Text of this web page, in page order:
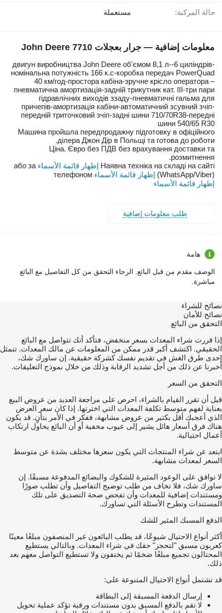
حالة المركبة: مستعملة
معلومات إضافية — جرار بعجلات John Deere 7710
двигун виробництва John Deere об'ємом 8,1 л--6 циліндрів-
номінальна потужність 166 к.с-коробка передач PowerQuad
40 км/год-простора кабіна-зручне крісло оператора –
пневматична амортизація-задній трикутник кат. III-три пари
гідравлічних виходів ззаду-пневматичні гальма для
причепів-амортизація кабіни-автоматичний зсувний зчіп-
передній триточковий зчіп-задні шини 710/70R38-передні
шини 540/65 R30
Машина пройшла передпродажну підготовку в офіційного
ділера Джон Дір в Польщі та готова до роботи.
Ціна. Євро без ПДВ без врахування доставки та
розмитнення.
Наявна техніка на складі на сайті إظهار قائمة الأسماء або за
إظهار قائمة الأسماء ‬ (WhatsApp/Viber)
إظهار قائمة الأسماء
طلب معلومات إضافية
هامة
الوصف مقدم من قبل البائع. الرجاء التحقق من كل التفاصيل مع البائع
مباشرة.
نصائح للشراء
نصائح للأمان
التحقق من البائع
إذا قررت شراء المعدات بسعر منخفض، فتأكد أنك تتواصل مع البائع
الحقيقي. اكتشف أكبر قدر ممكن من المعلومات عن مالك المعدات. تتمثل
إحدى طرق الغش في تقديم نفسك كشركة حقيقية. إن ساورك شك،
أخبرنا عن ذلك من أجل تشديد الرقابة وذلك من خلال نموذج التعليقات.
التحقق من السعر
قبل أن تقرر القيام بالشراء، احرص على مراجعة العديد من عروض البيع
بعناية لفهم متوسط تكلفة المعدات التي اخترتها. إذا كان سعر العرض
الذي أعجبك أقل بكثير من عروض مشابهة، ففكر في الأمر بتأنٍ. قد يكون
هناك فرق أسعار هائل يشير إلى عيوب مخفية أو أن البائع يحاول ارتكاب
أعمال احتيالية.
ابتعد عن شراء المنتجات التي يكون سعرها مختلف بشدة عن متوسط
السعر لمعدات مشابهة.
لا توافق على الوعود المثيرة للشكوك والبضائع المدفوعة مسبقًا. إن
ساورك شك، فلا تخاف من طلب توضيح التفاصيل وأن تطلب صورًا
ومستندات إضافية للمعدات وأن تفحص صحة التصديق على تلك
المستندات وتطرح الأسئلة التي تساورك.
الدفع المسبك المثير للشك
أكثر أنواع الاحتيال شيوعًا، قد يطلب البائعون غير المنصفون مبلغًا معينًا
كعربون مسبق "لتحجز" حقك في شراء المعدات. وبالتالي يستطيع
المحتالون تجميع مبلغًا ضخمًا ثم يختفون ولا تستطيع التواصل معهم بعد
ذلك.
قد تشتمل أنواع الاحتيال المتنوعة على:
إرسال الدفعة المسبقة إلى البطاقة
لا تقم بالدفع المسبق بدون مستندات ورقية تؤكد عملية تحويل